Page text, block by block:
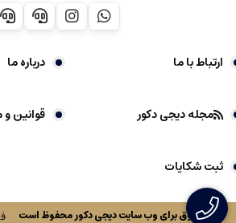
ارتباط با ما درباره ما
مجله دیجی دکور قوانین و
ثبت شکایات
کلیه حقوق برای وب سایتدیجی دکورمحفوظ است